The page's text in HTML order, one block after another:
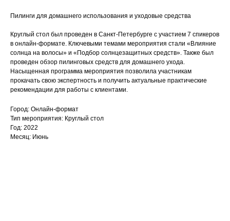
Пилинги для домашнего использования и уходовые средства
Круглый стол был проведен в Санкт-Петербурге с участием 7 спикеров
в онлайн-формате. Ключевыми темами мероприятия стали «Влияние
солнца на волосы» и «Подбор солнцезащитных средств». Также был
проведен обзор пилинговых средств для домашнего ухода.
Насыщенная программа мероприятия позволила участникам
прокачать свою экспертность и получить актуальные практические
рекомендации для работы с клиентами.
Город: Онлайн-формат
Тип мероприятия: Круглый стол
Год: 2022
Месяц: Июнь